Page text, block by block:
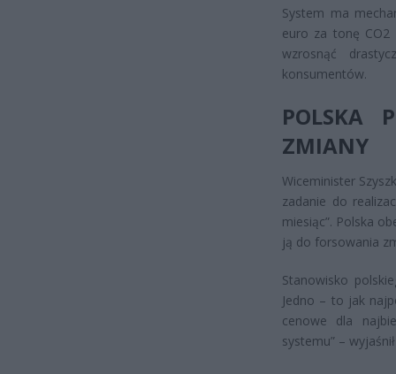
System ma
euro za tonę CO2
wzrosnąć
konsumentów.
POLSKA
ZMIANY
Wiceminister
zadanie do
miesiąc”. Polska
ją do forsowania
Stanowisko
Jedno – to jak
cenowe dla
systemu” –